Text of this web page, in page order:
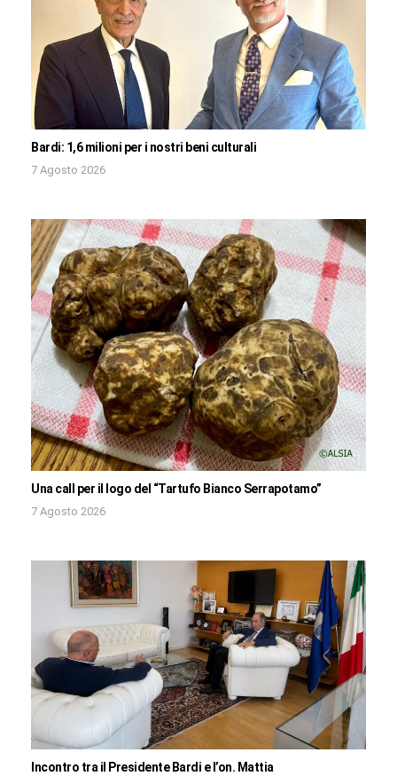
Bardi: 1,6 milioni per i nostri beni culturali
7 Agosto 2026
Una call per il logo del “Tartufo Bianco Serrapotamo”
7 Agosto 2026
Incontro tra il Presidente Bardi e l’on. Mattia